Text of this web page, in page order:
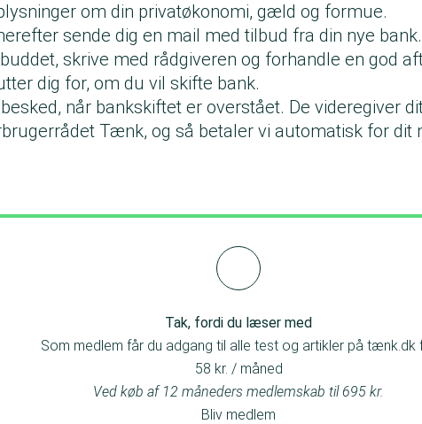
om din privatøkonomi, gæld og formue.
sende dig en mail med tilbud fra din nye
skrive med rådgiveren og forhandle en god
dig for, om du vil skifte bank.
når bankskiftet er overstået. De videregiver
Tænk, og så betaler vi automatisk for dit
Tak, fordi du læser med
Som medlem får du adgang til alle test og artikler på tænk.dk
58 kr. / måned
Ved køb af 12 måneders medlemskab til 695 kr.
Bliv medlem